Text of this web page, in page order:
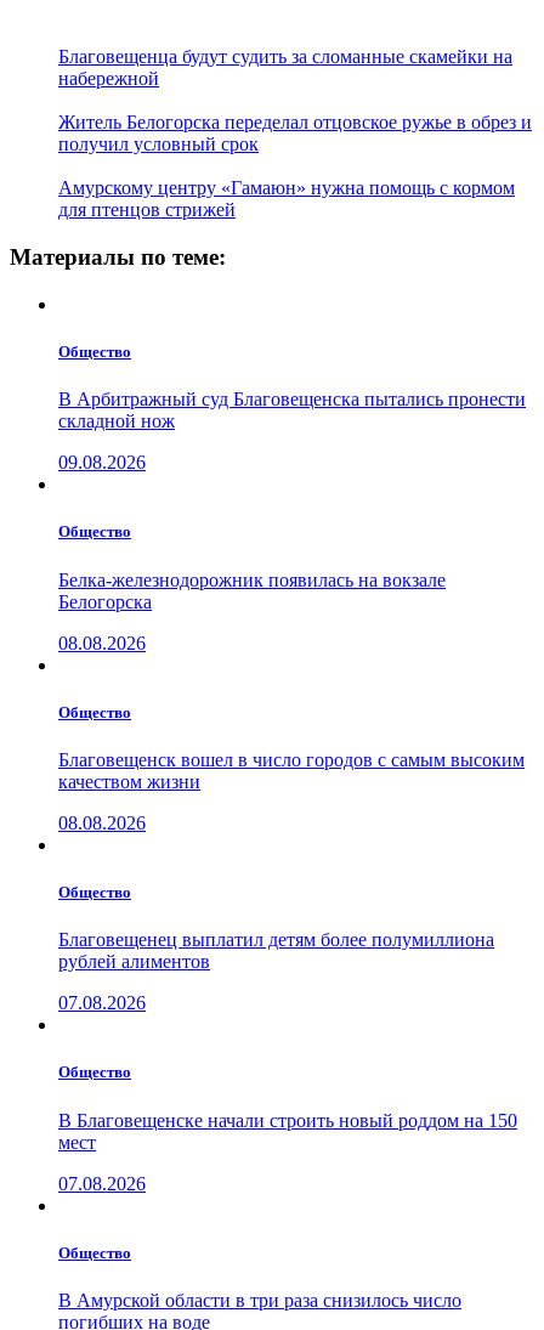
Благовещенца будут судить за сломанные скамейки на
набережной
Житель Белогорска переделал отцовское ружье в обрез и
получил условный срок
Амурскому центру «Гамаюн» нужна помощь с кормом
для птенцов стрижей
Материалы по теме:
Общество
В Арбитражный суд Благовещенска пытались пронести
складной нож
09.08.2026
Общество
Белка-железнодорожник появилась на вокзале
Белогорска
08.08.2026
Общество
Благовещенск вошел в число городов с самым высоким
качеством жизни
08.08.2026
Общество
Благовещенец выплатил детям более полумиллиона
рублей алиментов
07.08.2026
Общество
В Благовещенске начали строить новый роддом на 150
мест
07.08.2026
Общество
В Амурской области в три раза снизилось число
погибших на воде